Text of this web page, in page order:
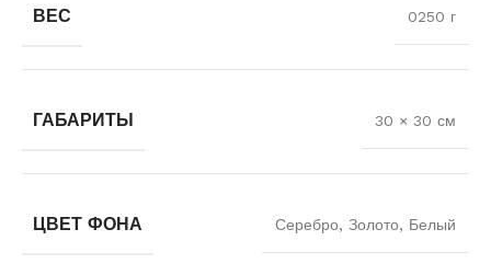
ВЕС 0250 г
ГАБАРИТЫ 30 × 30 см
ЦВЕТ ФОНА Серебро, Золото, Белый